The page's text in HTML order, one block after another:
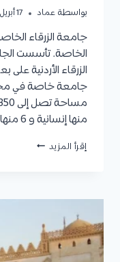
بواسطة عماد 17 أبريل، 2024
جامعة الزرقاء
جامعة خاصة في
منها إنسانية و 6 منها عملية يتم من خلالهم…
إقرأ المزيد سعر
جامعة
الخاصة
والرسوم
الأخرى